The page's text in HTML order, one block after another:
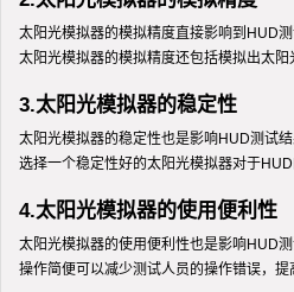
太阳光模拟器的模拟精度直接影响到HUD
太阳光模拟器的模拟精度还包括模拟出太
3.太阳光模拟器的稳定性
太阳光模拟器的稳定性也是影响HUD测试
选择一个稳定性好的太阳光模拟器对于
4.太阳光模拟器的使用便利性
太阳光模拟器的使用便利性也是影响HUD
操作简便可以减少测试人员的操作错误，